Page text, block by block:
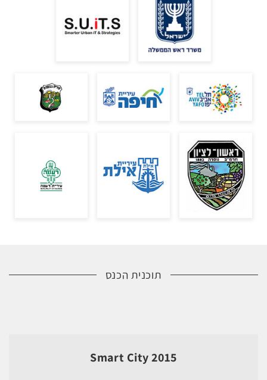
תוכנית הכנס
Smart City 2015